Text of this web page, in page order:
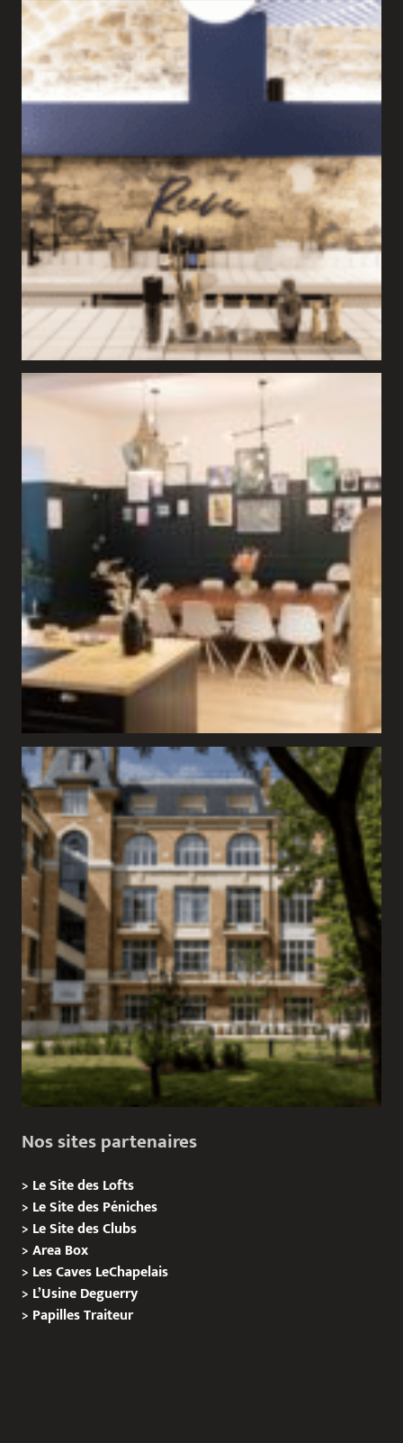
Nos sites partenaires
> Le Site des Lofts
> Le Site des Péniches
> Le Site des Clubs
>Area Box
> Les Caves LeChapelais
> L’Usine Deguerry
> PapillesTraiteur